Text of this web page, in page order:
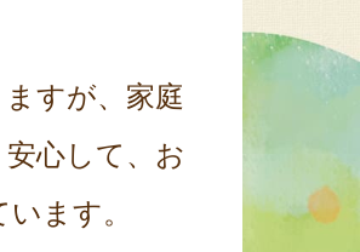
すが、家庭
心して、お
ます。